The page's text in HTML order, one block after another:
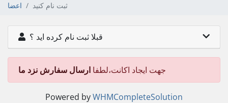
اعضا ثبت نام کنید
قبلا ثبت نام کرده اید ؟
جهت ایجاد اکانت،لطفا ارسال سفارش نزد ما
Powered byWHMCompleteSolution